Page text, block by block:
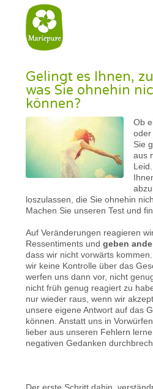
Gelingt es Ihnen,
was Sie ohnehin
können?
Ob
oder
Sie
aus
loszulassen, die Sie ohnehin
Machen Sie unseren Test und
Auf Veränderungen reagieren
Ressentiments undgeben
dass wir nicht vorwärts
wir keine Kontrolle über das
werfen uns dann vor, nicht
nicht früh genug reagiert zu
nur wieder raus, wenn wir
unsere eigene Antwort auf das
können. Anstatt uns in
lieber aus unseren Fehlern
negativen Gedanken
Der erste Schritt dahin,